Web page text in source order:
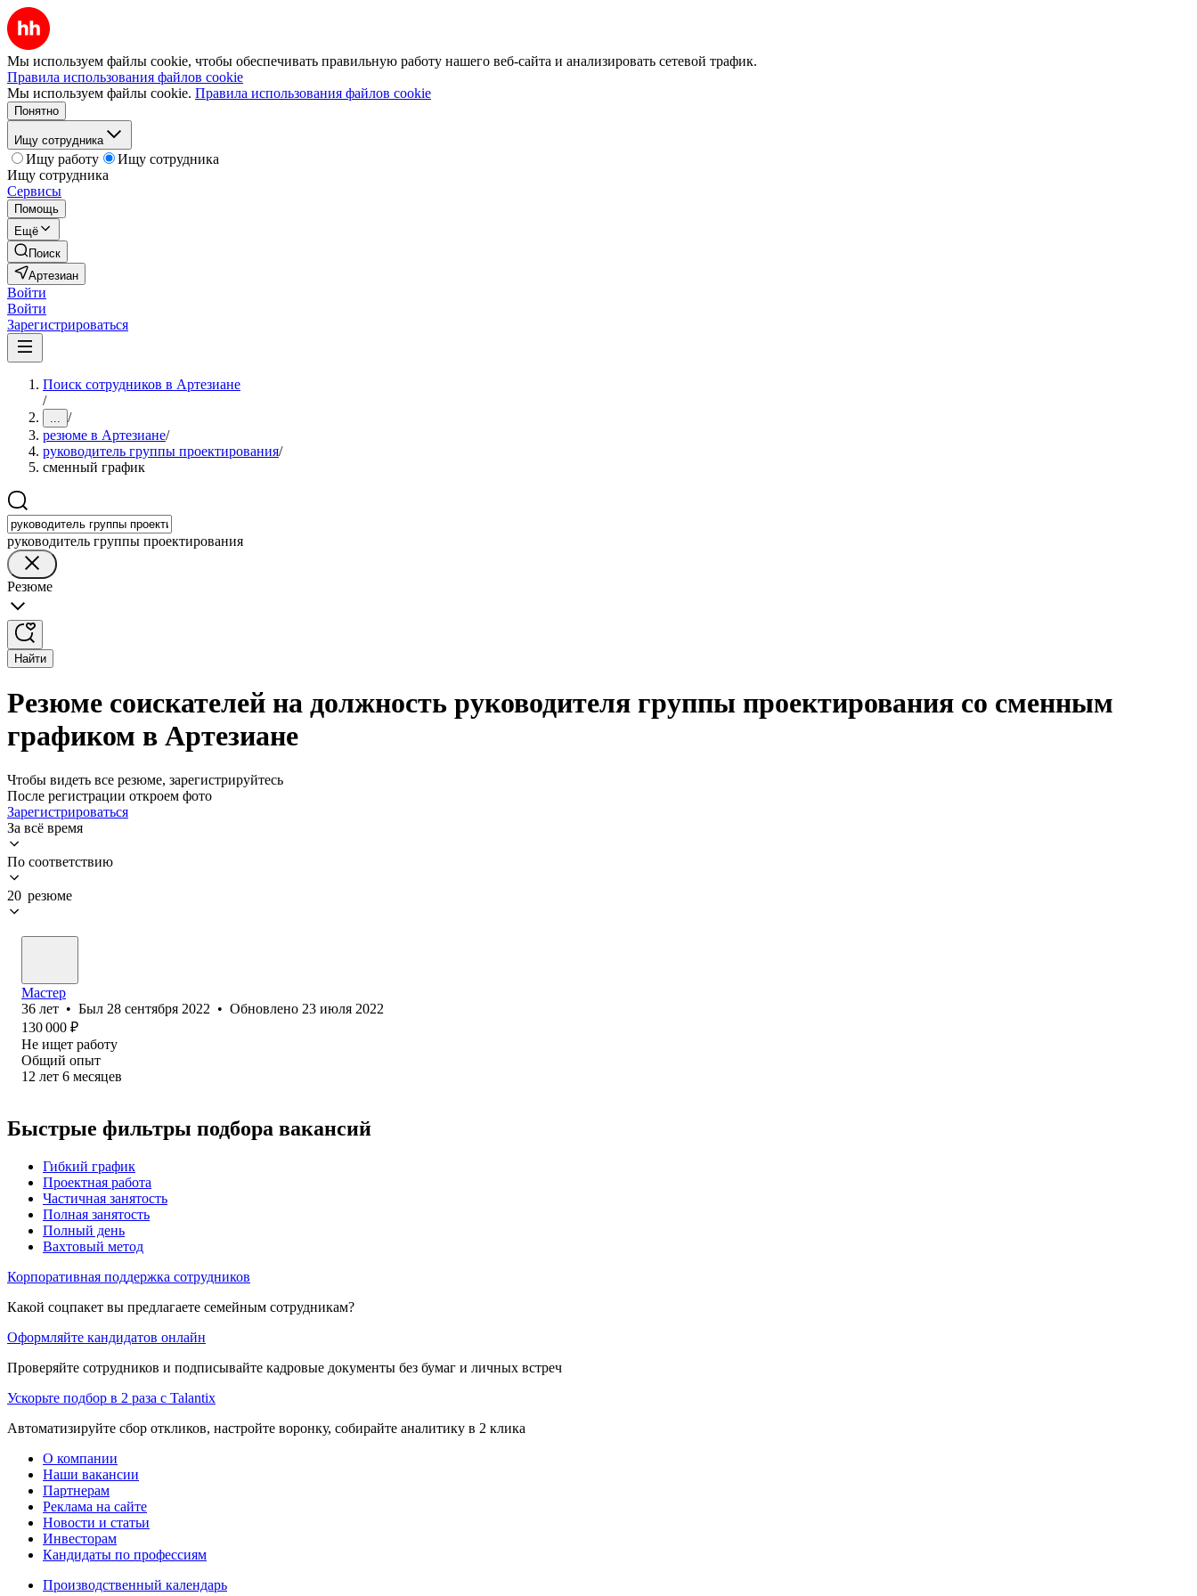
Мы используем файлы cookie, чтобы обеспечивать правильную работу нашего веб-сайта и анализировать сетевой трафик.
Правила использования файлов cookie
Мы используем файлы cookie. Правила использования файлов cookie
Понятно
Ищу сотрудника
Ищу работу
Ищу сотрудника
Ищу сотрудника
Сервисы
Помощь
Ещё
Поиск
Артезиан
Войти
Войти
Зарегистрироваться
Поиск сотрудников в Артезиане
/
... /
резюме в Артезиане/
руководитель группы проектирования/
сменный график
руководитель группы проектирования
Резюме
Найти
Резюме соискателей на должность руководителя группы проектирования со сменным
графиком в Артезиане
Чтобы видеть все резюме, зарегистрируйтесь
После регистрации откроем фото
Зарегистрироваться
За всё время
По соответствию
20 резюме
Мастер
36 лет • Был 28 сентября 2022 • Обновлено 23 июля 2022
130 000 ₽
Не ищет работу
Общий опыт
12 лет 6 месяцев
Быстрые фильтры подбора вакансий
Гибкий график
Проектная работа
Частичная занятость
Полная занятость
Полный день
Вахтовый метод
Корпоративная поддержка сотрудников
Какой соцпакет вы предлагаете семейным сотрудникам?
Оформляйте кандидатов онлайн
Проверяйте сотрудников и подписывайте кадровые документы без бумаг и личных встреч
Ускорьте подбор в 2 раза с Talantix
Автоматизируйте сбор откликов, настройте воронку, собирайте аналитику в 2 клика
О компании
Наши вакансии
Партнерам
Реклама на сайте
Новости и статьи
Инвесторам
Кандидаты по профессиям
Производственный календарь